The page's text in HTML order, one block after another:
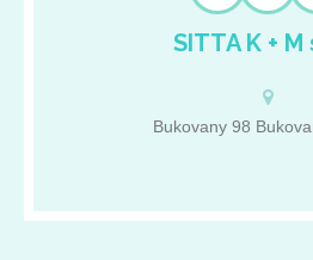
Prodáváme elektrické a motorové
Zajišťujeme záruční i pozáruční
MTD, Honda, Vari, Dakr, Seco Group,
SITTA K + M
Bukovany 98